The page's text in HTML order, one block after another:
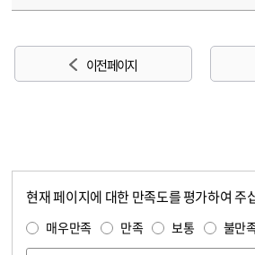
이전 페이지
현재 페이지에 대한 만족도를 평가하여 주
매우만족 만족 보통 불만